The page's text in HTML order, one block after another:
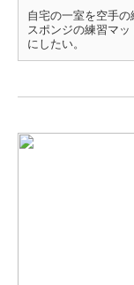
自宅の一室を空手の
スポンジの練習マ
にしたい。